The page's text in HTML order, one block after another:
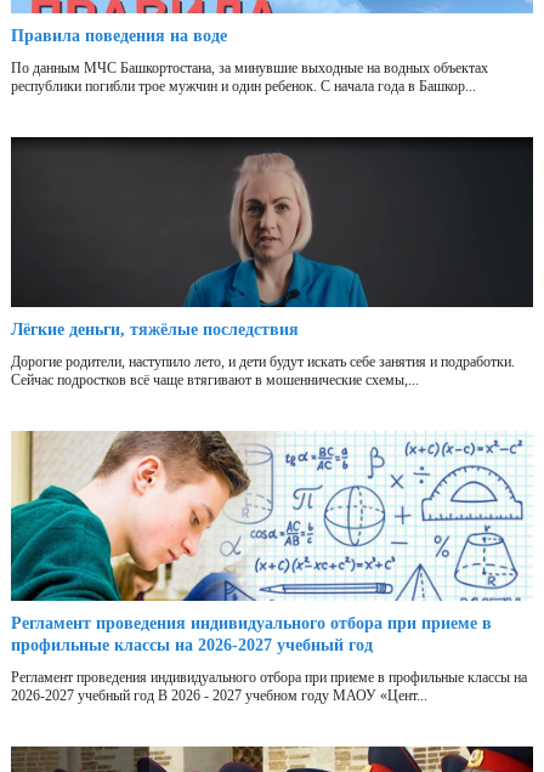
Правила поведения на воде
По данным МЧС Башкортостана, за минувшие выходные на водных объектах
республики погибли трое мужчин и один ребенок. С начала года в Башкор...
Лёгкие деньги, тяжёлые последствия
Дорогие родители, наступило лето, и дети будут искать себе занятия и подработки.
Сейчас подростков всё чаще втягивают в мошеннические схемы,...
Регламент проведения индивидуального отбора при приеме в
профильные классы на 2026-2027 учебный год
Регламент проведения индивидуального отбора при приеме в профильные классы на
2026-2027 учебный год В 2026 - 2027 учебном году МАОУ «Цент...